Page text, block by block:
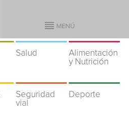
Salud
Alimentación
y Nutrición
Seguridad
vial
Deporte